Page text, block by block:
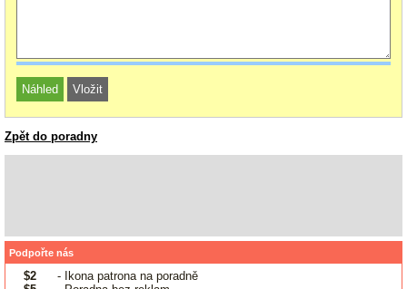
Zpět do poradny
Podpořte nás
$2
- Ikona patrona na poradně